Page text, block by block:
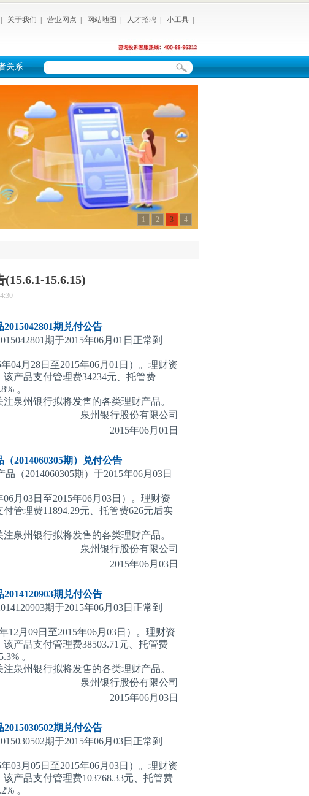
关于我们 营业网点 网站地图 人才招聘 小工具
关系
1 2 3 4
15.6.15)
期 兑付公告
期于2015年06月01日正常到
04月28日至2015年06月01日）。理财资
产品支付管理费34234元、托管费
。
泉州银行拟将发售的各类理财产品。
泉州银行股份有限公司
2015年06月01日
2014060305期）
兑付公告
（2014060305期）于2015年06月03日
月03日至2015年06月03日）。理财资
管理费11894.29元、托管费626元后实
泉州银行拟将发售的各类理财产品。
泉州银行股份有限公司
2015年06月03日
期 兑付公告
期于2015年06月03日正常到
12月09日至2015年06月03日）。理财资
产品支付管理费38503.71元、托管费
。
泉州银行拟将发售的各类理财产品。
泉州银行股份有限公司
2015年06月03日
期 兑付公告
期于2015年06月03日正常到
03月05日至2015年06月03日）。理财资
产品支付管理费103768.33元、托管费
。